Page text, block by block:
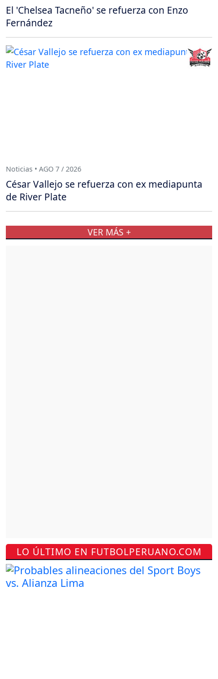
LO ÚLTIMO EN FUTBOLPERUANO.COM
El 'Chelsea Tacneño' se refuerza con Enzo
Fernández
Noticias • AGO 7 / 2026
César Vallejo se refuerza con ex mediapunta
de River Plate
VER MÁS +